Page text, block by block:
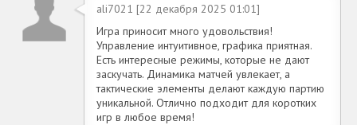
ali7021 [22 декабря 2025 01:01]
Игра приносит много удовольствия!
Управление интуитивное, графика приятная.
Есть интересные режимы, которые не дают
заскучать. Динамика матчей увлекает, а
тактические элементы делают каждую партию
уникальной. Отлично подходит для коротких
игр в любое время!